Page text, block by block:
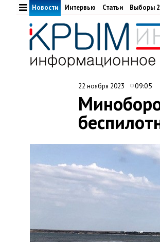
Новости Интервью Статьи Выборы
22 ноября 2023 09:05